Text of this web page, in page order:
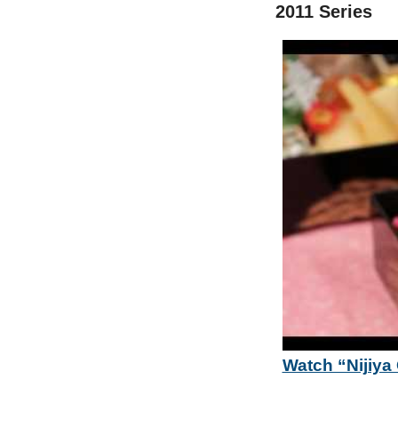
2011 Series
Watch “Nijiya